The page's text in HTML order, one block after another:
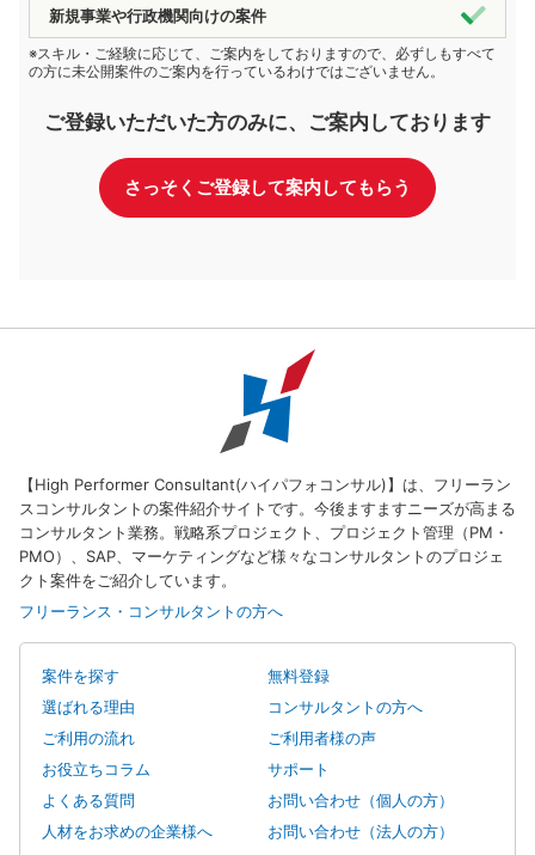
新規事業や行政機関向けの案件
※スキル・ご経験に応じて、ご案内をしておりますので、必ずしもすべて
の方に未公開案件のご案内を行っているわけではございません。
ご登録いただいた方のみに、ご案内しております
さっそくご登録して案内してもらう
【High Performer Consultant(ハイパフォコンサル)】は、フリーラン
スコンサルタントの案件紹介サイトです。今後ますますニーズが高まる
コンサルタント業務。戦略系プロジェクト、プロジェクト管理（PM・
PMO）、SAP、マーケティングなど様々なコンサルタントのプロジェ
クト案件をご紹介しています。
フリーランス・コンサルタントの方へ
案件を探す
無料登録
選ばれる理由
コンサルタントの方へ
ご利用の流れ
ご利用者様の声
お役立ちコラム
サポート
よくある質問
お問い合わせ（個人の方）
人材をお求めの企業様へ
お問い合わせ（法人の方）